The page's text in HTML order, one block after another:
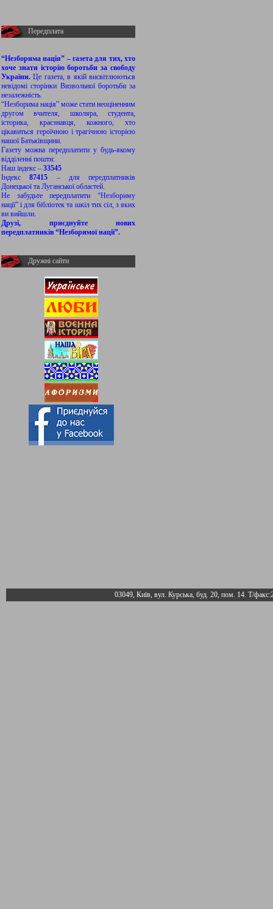
Передплата
“Незборима нація” – газета для тих, хто
хоче знати історію боротьби за свободу
України.Це газета, в якій висвітлюються
невідомі сторінки Визвольної боротьби за
незалежність.
“Незборима нація” може стати неоціненним
другом вчителя, школяра, студента,
історика, краєзнавця, кожного, хто
цікавиться героїчною і трагічною історією
нашої Батьківщини.
Газету можна передплатити у будь-якому
відділенні пошти:
Наш індекс – 33545
Індекс87415 – для передплатників
Донецької та Луганської областей.
Не забудьте передплатити “Незбориму
нації” і для бібліотек та шкіл тих сіл, з яких
ви вийшли.
Друзі, приєднуйте нових
передплатників “Незборимої нації”.
Дружні сайти
03049, Київ, вул. Курська, буд. 20, пом. 14. Т/